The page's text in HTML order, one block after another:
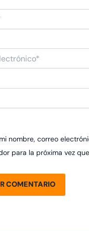
nombre, correo
para la próxima vez